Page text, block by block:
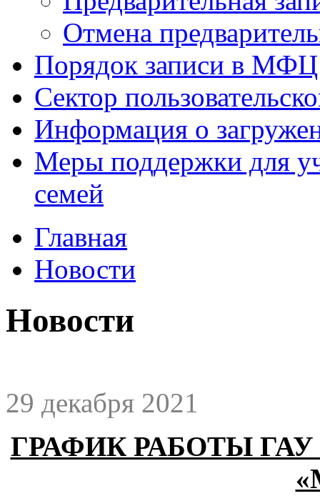
Отмена
Порядок записи в МФЦ
Сектор
Информация о
Меры поддержки для
семей
Главная
Новости
Новости
29 декабря 2021
ГРАФИК РАБОТЫ